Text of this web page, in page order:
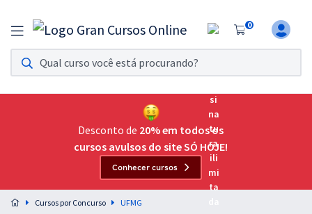
0
Assinatura Ilimitada 11
Acesso a todos os cursos. Teste grátis por 7 dias!
Assinatura OAB Até Passar
Acesso ilimitado a toda preparação para o Exame da
Preparação completa e intensiva para as principais
residências em saúde do Brasil
Desconto de 20% em todos os
cursos avulsos do site SÓ HOJE!
Conhecer cursos
Cursos por Concurso UFMG